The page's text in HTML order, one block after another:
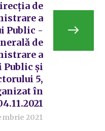
de
a
Public -
de
a
Public și
5,
în
2021